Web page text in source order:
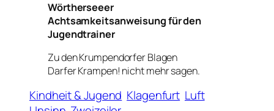
Wörtherseeer
Achtsamkeitsanweisung für den
Jugendtrainer
Zu den Krumpendorfer Blagen
DarferKrampen! nicht mehr sagen.
Kindheit & Jugend Klagenfurt Luft